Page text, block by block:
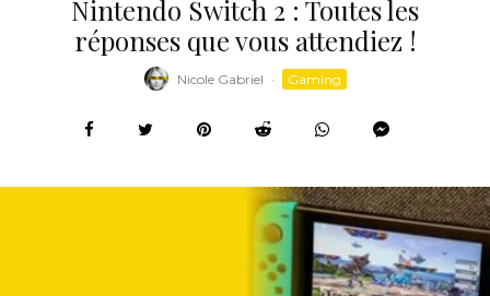
Nintendo Switch 2 : Toutes les
réponses que vous attendiez !
Nicole Gabriel · Gaming